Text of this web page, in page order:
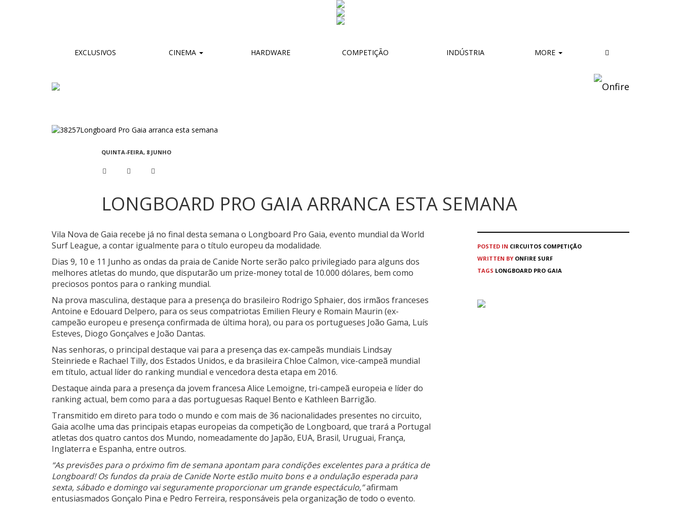
EXCLUSIVOS CINEMA HARDWARE COMPETIÇÃO INDÚSTRIA MORE
QUINTA-FEIRA, 8 JUNHO
LONGBOARD PRO GAIA ARRANCA ESTA SEMANA
Vila Nova de Gaia recebe já no final desta semana o Longboard Pro Gaia, evento mundial da World
Surf League, a contar igualmente para o título europeu da modalidade.
Dias 9, 10 e 11 Junho as ondas da praia de Canide Norte serão palco privilegiado para alguns dos
melhores atletas do mundo, que disputarão um prize-money total de 10.000 dólares, bem como
preciosos pontos para o ranking mundial.
Na prova masculina, destaque para a presença do brasileiro Rodrigo Sphaier, dos irmãos franceses
Antoine e Edouard Delpero, para os seus compatriotas Emilien Fleury e Romain Maurin (ex-
campeão europeu e presença confirmada de última hora), ou para os portugueses João Gama, Luís
Esteves, Diogo Gonçalves e João Dantas.
Nas senhoras, o principal destaque vai para a presença das ex-campeãs mundiais Lindsay
Steinriede e Rachael Tilly, dos Estados Unidos, e da brasileira Chloe Calmon, vice-campeã mundial
em título, actual líder do ranking mundial e vencedora desta etapa em 2016.
Destaque ainda para a presença da jovem francesa Alice Lemoigne, tri-campeã europeia e líder do
ranking actual, bem como para a das portuguesas Raquel Bento e Kathleen Barrigão.
Transmitido em direto para todo o mundo e com mais de 36 nacionalidades presentes no circuito,
Gaia acolhe uma das principais etapas europeias da competição de Longboard, que trará a Portugal
atletas dos quatro cantos dos Mundo, nomeadamente do Japão, EUA, Brasil, Uruguai, França,
Inglaterra e Espanha, entre outros.
“As previsões para o próximo fim de semana apontam para condições excelentes para a prática de
Longboard! Os fundos da praia de Canide Norte estão muito bons e a ondulação esperada para
sexta, sábado e domingo vai seguramente proporcionar um grande espectáculo,”afirmam
entusiasmados Gonçalo Pina e Pedro Ferreira, responsáveis pela organização de todo o evento.
POSTED IN CIRCUITOS COMPETIÇÃO
WRITTEN BY ONFIRE SURF
TAGS LONGBOARD PRO GAIA